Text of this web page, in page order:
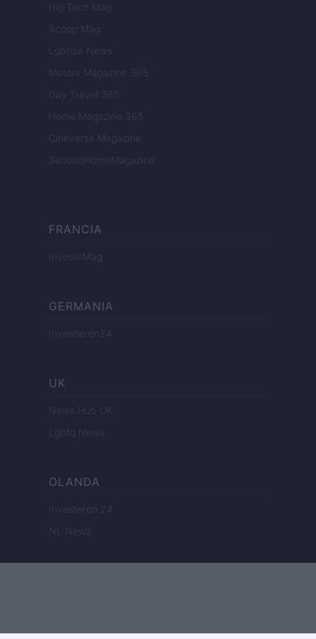
Hig Tech Mag
Scoop Mag
Lgbtqia News
Motors Magazine 365
Day Travel 365
Home Magazine 365
Cineverse Magazine
SecondHomeMagazine
FRANCIA
InvestirMag
GERMANIA
Investieren24
UK
News Hub UK
Lgbtq News
OLANDA
Investeren 24
NL Newz